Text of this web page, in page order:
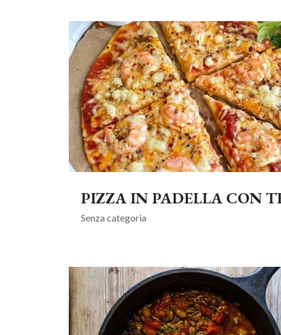
PIZZA IN PADELLA CON
Senza categoria